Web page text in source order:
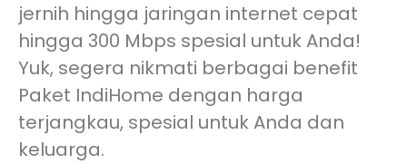
jernih hingga jaringan internet cepat
hingga 300 Mbps spesial untuk Anda!
Yuk, segera nikmati berbagai benefit
Paket IndiHome dengan harga
terjangkau, spesial untuk Anda dan
keluarga.